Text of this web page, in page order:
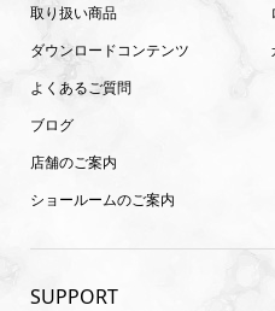
取り扱い商品
ダウンロードコンテンツ
よくあるご質問
ブログ
店舗のご案内
ショールームのご案内
SUPPORT